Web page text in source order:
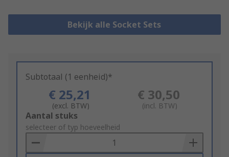
Bekijk alle Socket Sets
Subtotaal (1 eenheid)*
€ 25,21
(excl. BTW)
€ 30,50
(incl. BTW)
Add
to
Basket
Aantal stuks
selecteer of typ hoeveelheid